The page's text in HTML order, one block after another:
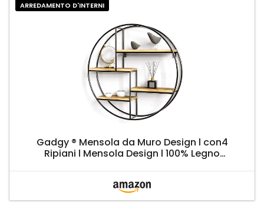
ARREDAMENTO D'INTERNI
Gadgy ® Mensola da Muro Design l con4
Ripiani l Mensola Design l 100% Legno
Ø 42 x 10 cm